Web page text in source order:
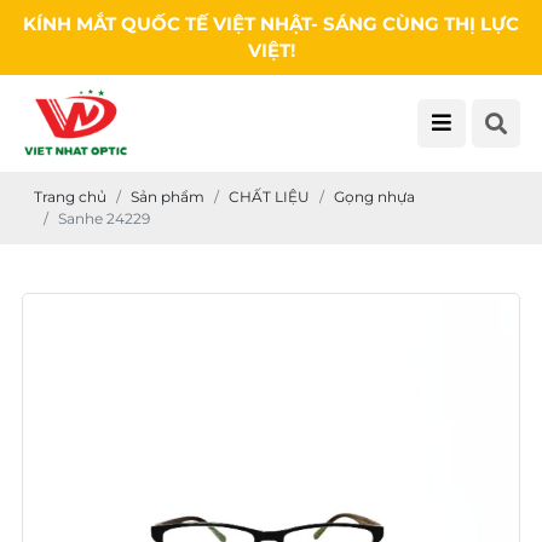
KÍNH MẮT QUỐC TẾ VIỆT NHẬT- SÁNG CÙNG THỊ LỰC
VIỆT!
Trang chủ Sản phẩm CHẤT LIỆU
Gọng nhựa
Sanhe 24229